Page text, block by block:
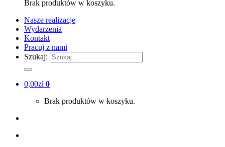
Brak produktów w koszyku.
Nasze realizacje
Wydarzenia
Kontakt
Pracuj z nami
Szukaj:
0,00zł 0
Brak produktów w koszyku.